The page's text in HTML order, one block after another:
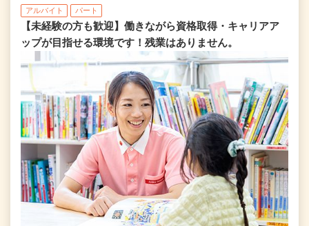
アルバイト パート
【未経験の方も歓迎】働きながら資格取得・キャリアア
ップが目指せる環境です！残業はありません。